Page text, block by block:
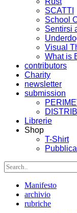
SCATTI
School
Sentirsi
Visual
What is
contributors
Charity
newsletter
submission
Librerie
Shop
T-Shirt
Manifesto
archivio
rubriche